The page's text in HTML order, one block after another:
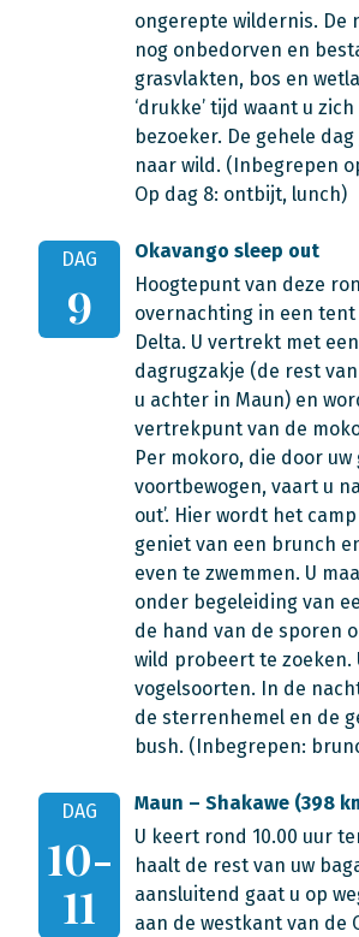
ongerepte wildernis. De
nog onbedorven en
grasvlakten, bos en
‘drukke’ tijd waant u
bezoeker. De gehele
naar wild. (Inbegrepen
Op dag 8: ontbijt, lunch)
DAG
9
Okavango sleep out
Hoogtepunt van deze
overnachting in een tent
Delta. U vertrekt met
dagrugzakje (de rest
u achter in Maun) en
vertrekpunt van de
Per mokoro, die door
voortbewogen, vaart u
out’. Hier wordt het
geniet van een brunch
even te zwemmen. U
onder begeleiding van
de hand van de sporen
wild probeert te zoeken.
vogelsoorten. In de
de sterrenhemel en de
bush. (Inbegrepen:
DAG
10-
11
Maun – Shakawe (398
U keert rond 10.00 uur
haalt de rest van uw
aansluitend gaat u op
aan de westkant van de